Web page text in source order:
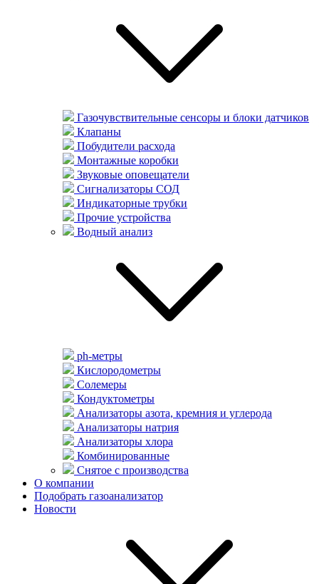
Газочувствительные сенсоры и блоки датчиков
Клапаны
Побудители расхода
Монтажные коробки
Звуковые оповещатели
Сигнализаторы СОД
Индикаторные трубки
Прочие устройства
Водный анализ
ph-метры
Кислородометры
Солемеры
Кондуктометры
Анализаторы азота, кремния и углерода
Анализаторы натрия
Анализаторы хлора
Комбинированные
Снятое с производства
О компании
Подобрать газоанализатор
Новости